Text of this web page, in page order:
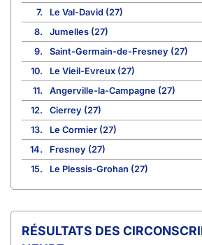
7.
Le Val-David (27)
8.
Jumelles (27)
9.
Saint-Germain-de-Fresney (27)
10.
Le Vieil-Evreux (27)
11.
Angerville-la-Campagne (27)
12.
Cierrey (27)
13.
Le Cormier (27)
14.
Fresney (27)
15.
Le Plessis-Grohan (27)